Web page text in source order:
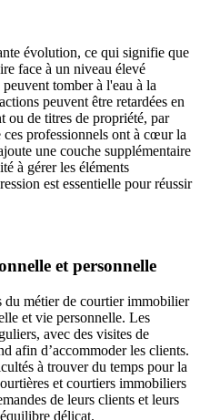
évolution, ce qui signifie que
face à un niveau élevé
tomber à l'eau à la
peuvent être retardées en
ou de titres de propriété, par
ces professionnels ont à cœur la
une couche supplémentaire
à gérer les éléments
est essentielle pour réussir
et personnelle
du métier de courtier immobilier
et vie personnelle. Les
avec des visites de
afin d’accommoder les clients.
à trouver du temps pour la
et courtiers immobiliers
de leurs clients et leurs
délicat.